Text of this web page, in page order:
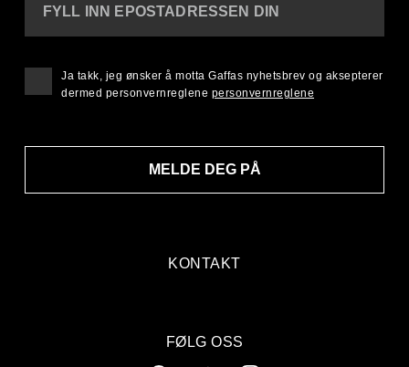
KONTAKT
FYLL INN EPOSTADRESSEN DIN
MELDE DEG PÅ
Ja takk, jeg ønsker å motta Gaffas nyhetsbrev og aksepterer
dermed personvernreglene personvernreglene
FØLG OSS